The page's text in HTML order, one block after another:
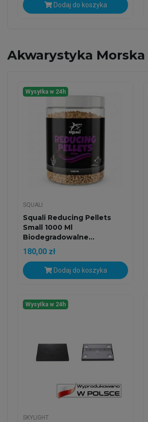
Dodaj do koszyka
Akwarystyka Morska
Wysyłka w 24h
SQUALI
Squali Reducing Pellets
Small 1000 Ml
Biodegradowalne...
180,00 zł
Dodaj do koszyka
Wysyłka w 24h
SKYLIGHT